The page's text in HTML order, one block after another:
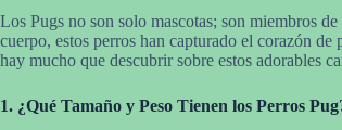
Los Pugs no son solo mascotas; son miembros
cuerpo, estos perros han capturado el corazón de
hay mucho que descubrir sobre estos adorables
1. ¿Qué Tamaño y Peso Tienen los Perros